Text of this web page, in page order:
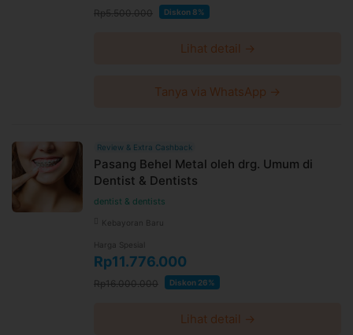
Rp5.500.000 Diskon 8%
Lihat detail →
Tanya via WhatsApp →
Review & Extra Cashback
Pasang Behel Metal oleh drg. Umum di
Dentist & Dentists
dentist & dentists
Kebayoran Baru
Harga Spesial
Rp11.776.000
Rp16.000.000 Diskon 26%
Lihat detail →